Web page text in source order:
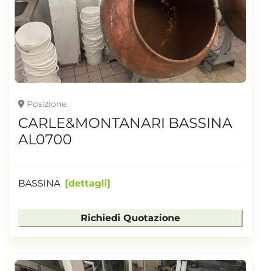
Posizione
CARLE&MONTANARI BASSINA
AL0700
BASSINA dettagli
Richiedi Quotazione